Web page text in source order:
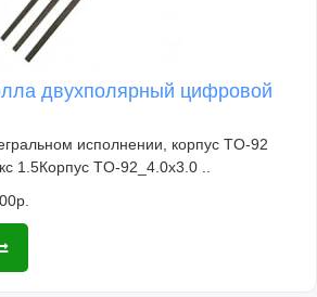
двухполярный цифровой
исполнении, корпус TO-92
1.5Корпус TO-92_4.0x3.0 ..